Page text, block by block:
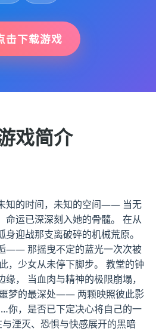
击下载游戏
戏简介
知的时间，未知的空间—— 当无
命运已深深刻入她的骨髓。 在从
迎战那支离破碎的机械荒原。
—— 那摇曳不定的蓝光一次次被
，少女从未停下脚步。 教堂的钟
， 当血肉与精神的极限崩塌，
梦的最深处—— 两颗映照彼此影
你，是否已下定决心将自己的一
湮灭、恐惧与快感展开的黑暗